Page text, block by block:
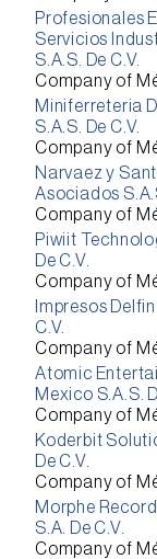
Profesionales
Servicios
S.A.S. De C.V.
Company of
Miniferreteria
S.A.S. De C.V.
Company of
Narvaez y
Asociados
Company of
Piwiit
De C.V.
Company of
Impresos
C.V.
Company of
Atomic
Mexico S.A.S.
Company of
Koderbit
De C.V.
Company of
Morphe
S.A. De C.V.
Company of